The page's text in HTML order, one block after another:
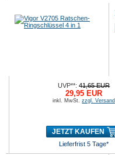
UVP**:41,65 EUR
29,95 EUR
inkl. MwSt.zzgl. Versand
JETZT KAUFEN
Lieferfrist 5 Tage*